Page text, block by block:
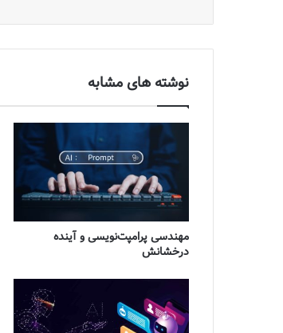
نوشته های مشابه
مهندسی پرامپت‌نویسی و آینده
درخشانش